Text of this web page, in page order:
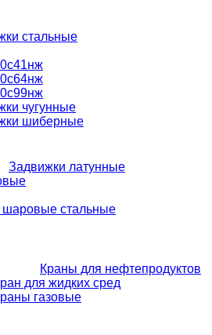
стальные
чугунные
шиберные
Задвижки латунные
шаровые стальные
Краны для нефтепродуктов
для жидких сред
газовые